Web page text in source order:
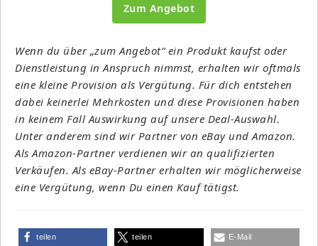
Zum Angebot
Wenn du über „zum Angebot“ ein Produkt kaufst oder
Dienstleistung in Anspruch nimmst, erhalten wir oftmals
eine kleine Provision als Vergütung. Für dich entstehen
dabei keinerlei Mehrkosten und diese Provisionen haben
in keinem Fall Auswirkung auf unsere Deal-Auswahl.
Unter anderem sind wir Partner von eBay und Amazon.
Als Amazon-Partner verdienen wir an qualifizierten
Verkäufen. Als eBay-Partner erhalten wir möglicherweise
eine Vergütung, wenn Du einen Kauf tätigst.
teilen teilen E-Mail